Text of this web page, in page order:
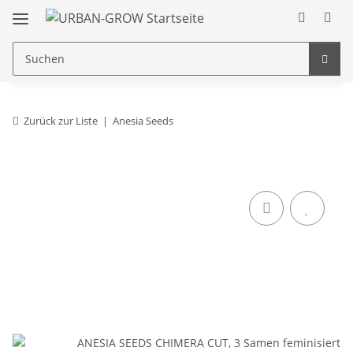
Zurück zur Liste Anesia Seeds